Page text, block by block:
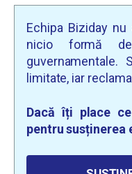
Echipa Biziday
nicio formă
guvernamentale.
limitate, iar
Dacă îți place
pentru susținerea